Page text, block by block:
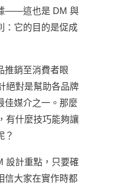
——這也是 DM 與
：它的目的是促成
推銷至消費者眼
絕對是幫助各品牌
佳媒介之一。那麼
有什麼技巧能夠讓
？
設計重點，只要確
信大家在實作時都